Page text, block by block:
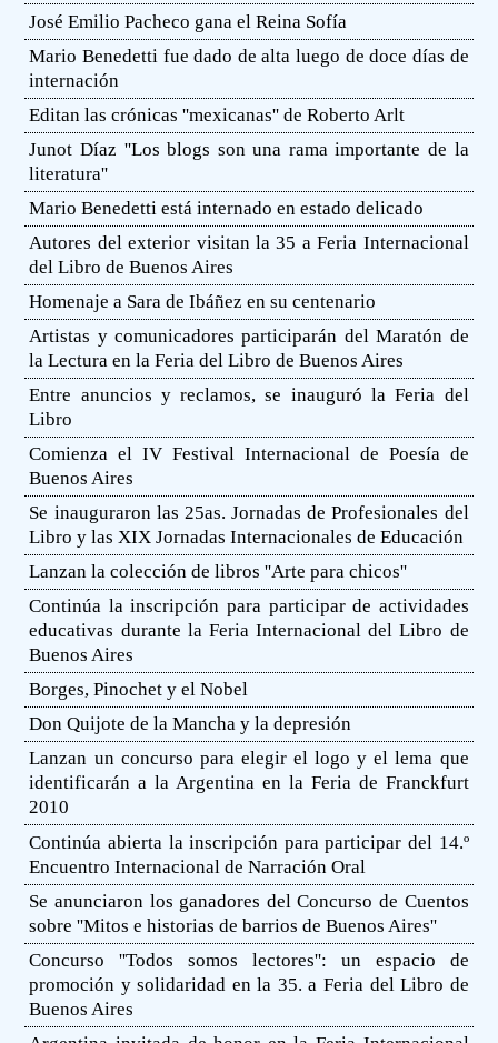
José Emilio Pacheco gana el Reina Sofía
Mario Benedetti fue dado de alta luego de doce días de
internación
Editan las crónicas ''mexicanas'' de Roberto Arlt
Junot Díaz ''Los blogs son una rama importante de la
literatura''
Mario Benedetti está internado en estado delicado
Autores del exterior visitan la 35 a Feria Internacional
del Libro de Buenos Aires
Homenaje a Sara de Ibáñez en su centenario
Artistas y comunicadores participarán del Maratón de
la Lectura en la Feria del Libro de Buenos Aires
Entre anuncios y reclamos, se inauguró la Feria del
Libro
Comienza el IV Festival Internacional de Poesía de
Buenos Aires
Se inauguraron las 25as. Jornadas de Profesionales del
Libro y las XIX Jornadas Internacionales de Educación
Lanzan la colección de libros ''Arte para chicos''
Continúa la inscripción para participar de actividades
educativas durante la Feria Internacional del Libro de
Buenos Aires
Borges, Pinochet y el Nobel
Don Quijote de la Mancha y la depresión
Lanzan un concurso para elegir el logo y el lema que
identificarán a la Argentina en la Feria de Franckfurt
2010
Continúa abierta la inscripción para participar del 14.º
Encuentro Internacional de Narración Oral
Se anunciaron los ganadores del Concurso de Cuentos
sobre ''Mitos e historias de barrios de Buenos Aires''
Concurso ''Todos somos lectores'': un espacio de
promoción y solidaridad en la 35. a Feria del Libro de
Buenos Aires